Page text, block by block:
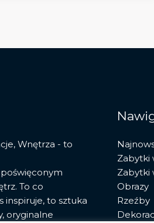
Wnętrza - to
To co
inspiruje, to sztuka
oryginalne
Zabytki
Zabytki
Obrazy
Rzeźby